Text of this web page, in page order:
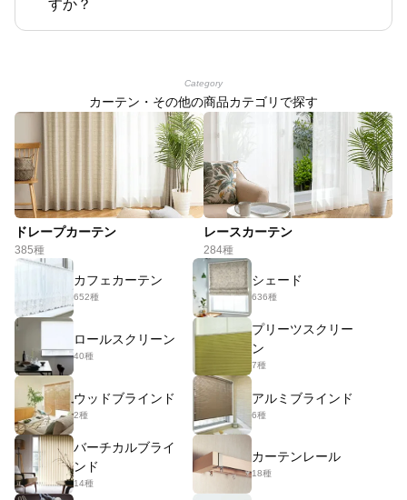
すか？
Category
カーテン・その他の商品カテゴリで探す
ドレープカーテン
385種
レースカーテン
284種
カフェカーテン
652種
シェード
636種
ロールスクリーン
40種
プリーツスクリー
ン
7種
ウッドブラインド
2種
アルミブラインド
6種
バーチカルブライ
ンド
14種
カーテンレール
18種